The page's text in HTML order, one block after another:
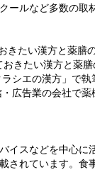
ールなど多数の取
きたい漢方と薬膳
きたい漢方と薬
シエの漢方」で執
広告業の会社で薬
イスなどを中心に
されています。